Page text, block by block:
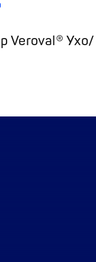
Veroval® Ухо/